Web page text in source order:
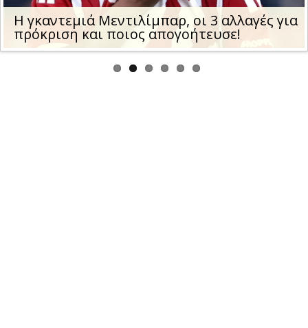
Η γκαντεμιά Μεντιλίμπαρ, οι 3 αλλαγές για
πρόκριση και ποιος απογοήτευσε!